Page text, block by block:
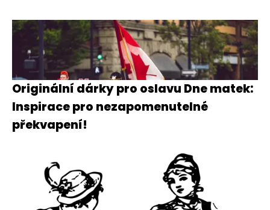
Originální dárky pro oslavu Dne matek:
Inspirace pro nezapomenutelné
překvapení!